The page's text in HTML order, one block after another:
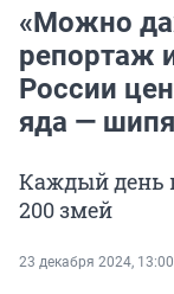
«Можно
репортаж
России
яда —
Каждый день
200 змей
23 декабря 2024, 13:00